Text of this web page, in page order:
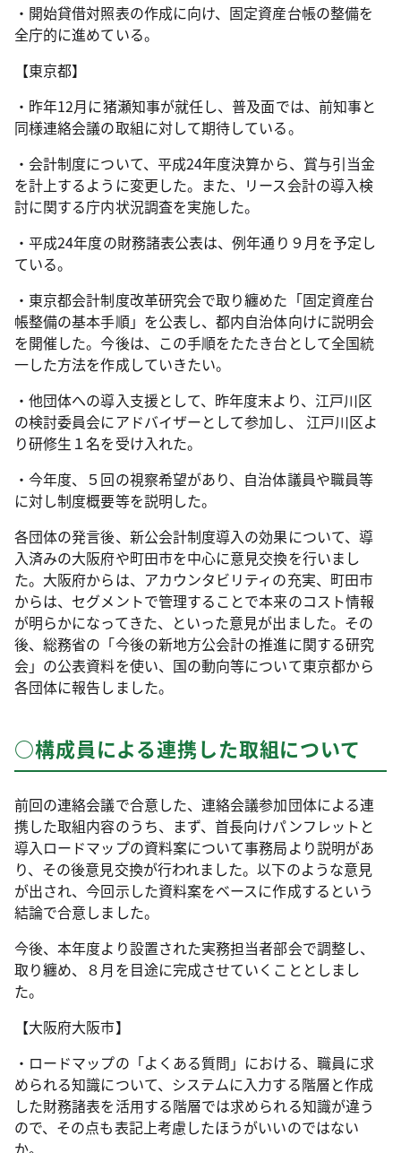
・開始貸借対照表の作成に向け、固定資産台帳の整備を
全庁的に進めている。
【東京都】
・昨年12月に猪瀬知事が就任し、普及面では、前知事と
同様連絡会議の取組に対して期待している。
・会計制度について、平成24年度決算から、賞与引当金
を計上するように変更した。また、リース会計の導入検
討に関する庁内状況調査を実施した。
・平成24年度の財務諸表公表は、例年通り９月を予定し
ている。
・東京都会計制度改革研究会で取り纏めた「固定資産台
帳整備の基本手順」を公表し、都内自治体向けに説明会
を開催した。今後は、この手順をたたき台として全国統
一した方法を作成していきたい。
・他団体への導入支援として、昨年度末より、江戸川区
の検討委員会にアドバイザーとして参加し、 江戸川区よ
り研修生１名を受け入れた。
・今年度、５回の視察希望があり、自治体議員や職員等
に対し制度概要等を説明した。
各団体の発言後、新公会計制度導入の効果について、導
入済みの大阪府や町田市を中心に意見交換を行いまし
た。大阪府からは、アカウンタビリティの充実、町田市
からは、セグメントで管理することで本来のコスト情報
が明らかになってきた、といった意見が出ました。その
後、総務省の「今後の新地方公会計の推進に関する研究
会」の公表資料を使い、国の動向等について東京都から
各団体に報告しました。
○構成員による連携した取組について
前回の連絡会議で合意した、連絡会議参加団体による連
携した取組内容のうち、まず、首長向けパンフレットと
導入ロードマップの資料案について事務局より説明があ
り、その後意見交換が行われました。以下のような意見
が出され、今回示した資料案をベースに作成するという
結論で合意しました。
今後、本年度より設置された実務担当者部会で調整し、
取り纏め、８月を目途に完成させていくこととしまし
た。
【大阪府大阪市】
・ロードマップの「よくある質問」における、職員に求
められる知識について、システムに入力する階層と作成
した財務諸表を活用する階層では求められる知識が違う
ので、その点も表記上考慮したほうがいいのではない
か。